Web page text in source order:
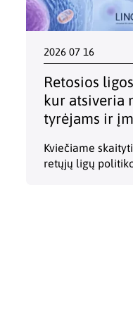
2026 07 16
Retosios
kur atsiveria
tyrėjams ir
Kviečiame
retųjų ligų